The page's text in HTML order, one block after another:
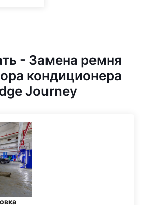
- Замена ремня
кондиционера
Journey